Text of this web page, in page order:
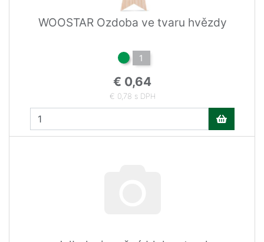
WOOSTAR Ozdoba ve tvaru hvězdy
1
€ 0,64
€ 0,78 s DPH